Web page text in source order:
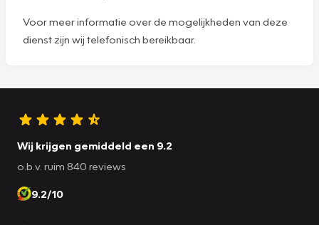
Voor meer informatie over de mogelijkheden van deze
dienst zijn wij telefonisch bereikbaar.
Wij krijgen gemiddeld een 9.2
o.b.v. ruim 840 reviews
9.2/10